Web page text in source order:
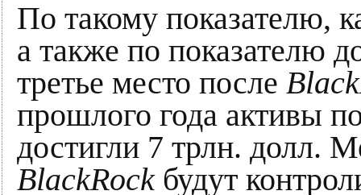
По такому показателю,
а также по показателю
третье место после
прошлого года активы
достигли 7 трлн. долл.
BlackRock будут